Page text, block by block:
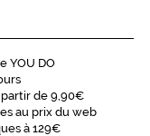
YOU DO
partir de 9,90€
au prix du web
à 129€